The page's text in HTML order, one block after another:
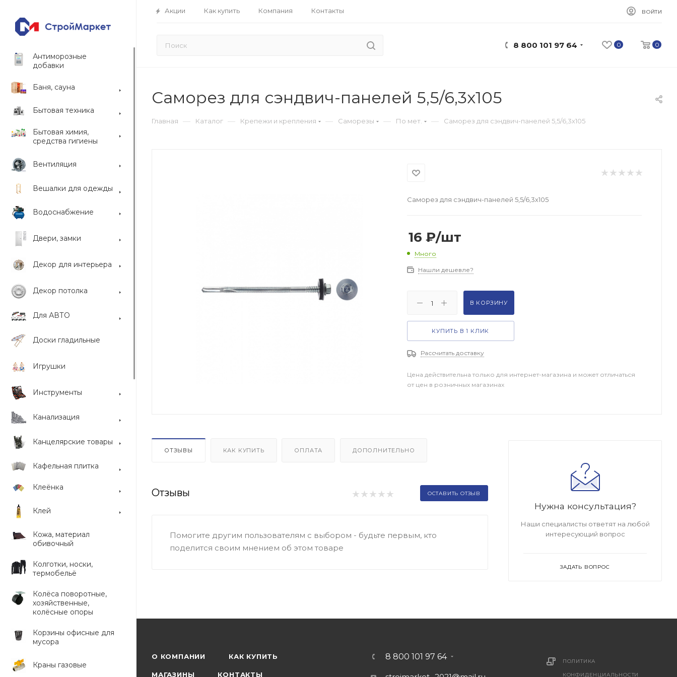
Акции Как купить Компания Контакты ВОЙТИ
0 0
8 800 101 97 64
Антиморозные
добавки
Баня, сауна
Бытовая техника
Бытовая химия,
средства гигиены
Вентиляция
Вешалки для одежды
Водоснабжение
Двери, замки
Декор для интерьера
Декор потолка
Для АВТО
Доски гладильные
Игрушки
Инструменты
Канализация
Канцелярские товары
Кафельная плитка
Клеёнка
Клей
Кожа, материал
обивочный
Колготки, носки,
термобельё
Колёса поворотные,
хозяйственные,
колёсные опоры
Корзины офисные для
мусора
Краны газовые
Саморез для сэндвич-панелей 5,5/6,3х105
Главная — Каталог — Крепежи и крепления — Саморезы — По мет. — Саморез для сэндвич-панелей 5,5/6,3х105
Саморез для сэндвич-панелей 5,5/6,3х105
16 ₽/шт
Много
Нашли дешевле?
В КОРЗИНУ
КУПИТЬ В 1 КЛИК
Рассчитать доставку
Цена действительна только для интернет-магазина и может отличаться
от цен в розничных магазинах
ОТЗЫВЫ КАК КУПИТЬ ОПЛАТА ДОПОЛНИТЕЛЬНО
Отзывы ОСТАВИТЬ ОТЗЫВ
Помогите другим пользователям с выбором - будьте первым, кто
поделится своим мнением об этом товаре
Нужна консультация?
Наши специалисты ответят на любой
интересующий вопрос
ЗАДАТЬ ВОПРОС
О КОМПАНИИ КАК КУПИТЬ
МАГАЗИНЫ КОНТАКТЫ
8 800 101 97 64 ПОЛИТИКА
КОНФИДЕНЦИАЛЬНОСТИ